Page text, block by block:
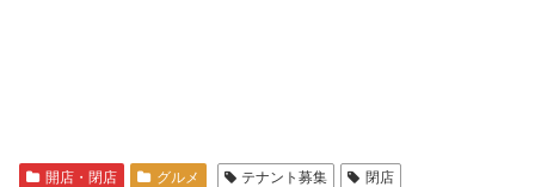
開店・閉店 グルメ テナント募集
閉店